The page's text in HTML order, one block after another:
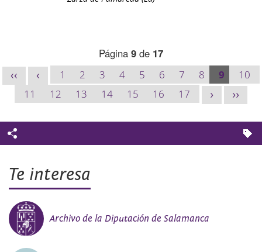
Página 9 de 17
<< < 1 2 3 4 5 6 7 8 9
10
11
12 13 14 15 16 17 > >>
Te interesa
Archivo de la Diputación de Salamanca